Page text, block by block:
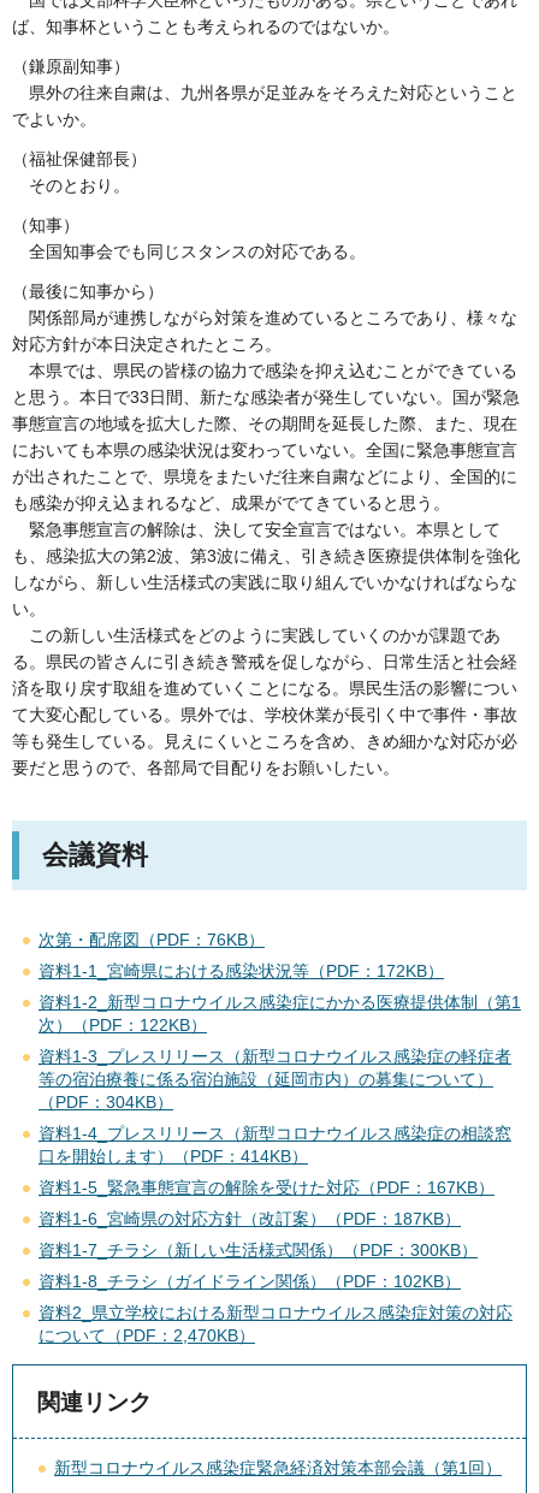
ば、知事杯ということも考えられるのではないか。
（鎌原副知事）
県外の往来自粛は、九州各県が足並みをそろえた対応ということ
でよいか。
（福祉保健部長）
そのとおり。
（知事）
全国知事会でも同じスタンスの対応である。
（最後に知事から）
関係部局が連携しながら対策を進めているところであり、様々な
対応方針が本日決定されたところ。
本県では、県民の皆様の協力で感染を抑え込むことができている
と思う。本日で33日間、新たな感染者が発生していない。国が緊急
事態宣言の地域を拡大した際、その期間を延長した際、また、現在
においても本県の感染状況は変わっていない。全国に緊急事態宣言
が出されたことで、県境をまたいだ往来自粛などにより、全国的に
も感染が抑え込まれるなど、成果がでてきていると思う。
緊急事態宣言の解除は、決して安全宣言ではない。本県として
も、感染拡大の第2波、第3波に備え、引き続き医療提供体制を強化
しながら、新しい生活様式の実践に取り組んでいかなければならな
い。
この新しい生活様式をどのように実践していくのかが課題であ
る。県民の皆さんに引き続き警戒を促しながら、日常生活と社会経
済を取り戻す取組を進めていくことになる。県民生活の影響につい
て大変心配している。県外では、学校休業が長引く中で事件・事故
等も発生している。見えにくいところを含め、きめ細かな対応が必
要だと思うので、各部局で目配りをお願いしたい。
会議資料
次第・配席図（PDF：76KB）
資料1-1_宮崎県における感染状況等（PDF：172KB）
資料1-2_新型コロナウイルス感染症にかかる医療提供体制（第1
次）（PDF：122KB）
資料1-3_プレスリリース（新型コロナウイルス感染症の軽症者
等の宿泊療養に係る宿泊施設（延岡市内）の募集について）
（PDF：304KB）
資料1-4_プレスリリース（新型コロナウイルス感染症の相談窓
口を開始します）（PDF：414KB）
資料1-5_緊急事態宣言の解除を受けた対応（PDF：167KB）
資料1-6_宮崎県の対応方針（改訂案）（PDF：187KB）
資料1-7_チラシ（新しい生活様式関係）（PDF：300KB）
資料1-8_チラシ（ガイドライン関係）（PDF：102KB）
資料2_県立学校における新型コロナウイルス感染症対策の対応
について（PDF：2,470KB）
関連リンク
新型コロナウイルス感染症緊急経済対策本部会議（第1回）